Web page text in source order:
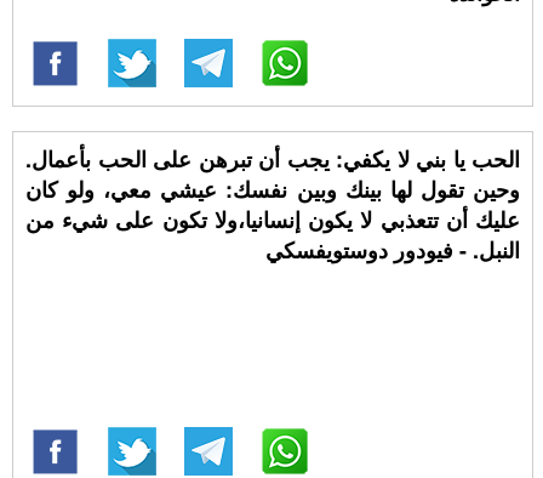
الحب يا بني لا يكفي: يجب أن تبرهن على الحب بأعمال.
وحين تقول لها بينك وبين نفسك: عيشي معي، ولو كان
عليك أن تتعذبي لا يكون إنسانيا،ولا تكون على شيء من
النبل. - فيودور دوستويفسكي